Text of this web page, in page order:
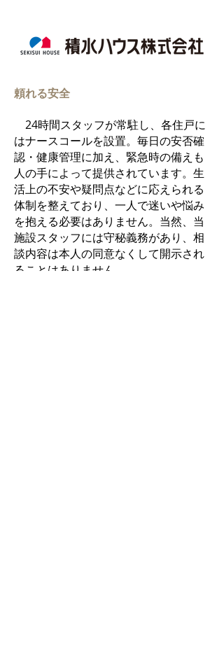
頼れる安全
24時間スタッフが常駐し、各住戸に
はナースコールを設置。毎日の安否確
認・健康管理に加え、緊急時の備えも
人の手によって提供されています。生
活上の不安や疑問点などに応えられる
体制を整えており、一人で迷いや悩み
を抱える必要はありません。当然、当
施設スタッフには守秘義務があり、相
談内容は本人の同意なくして開示され
ることはありません。